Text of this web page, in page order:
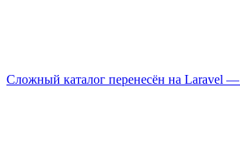
Сложный каталог перенесён на Laravel —